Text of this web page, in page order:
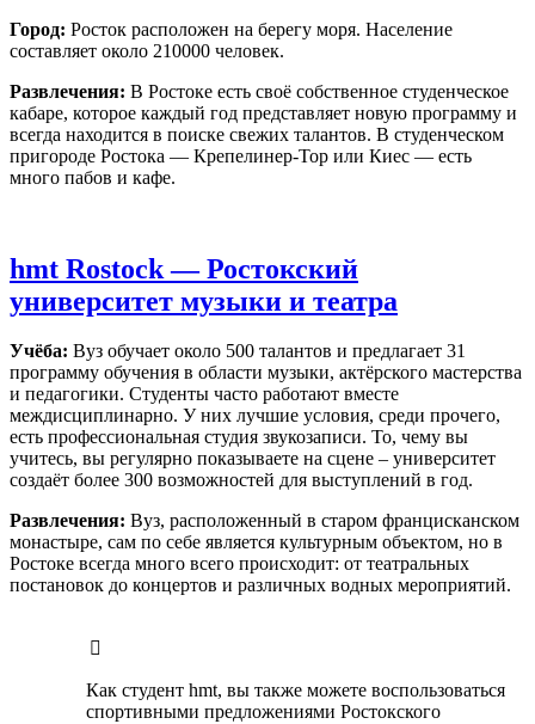
Город: Росток расположен на берегу моря. Население
составляет около 210000 человек.
Развлечения: В Ростоке есть своё собственное студенческое
кабаре, которое каждый год представляет новую программу и
всегда находится в поиске свежих талантов. В студенческом
пригороде Ростока — Крепелинер-Тор или Киес — есть
много пабов и кафе.
hmt Rostock — Ростокский
университет музыки и театра
Учёба: Вуз обучает около 500 талантов и предлагает 31
программу обучения в области музыки, актёрского мастерства
и педагогики. Студенты часто работают вместе
междисциплинарно. У них лучшие условия, среди прочего,
есть профессиональная студия звукозаписи. То, чему вы
учитесь, вы регулярно показываете на сцене – университет
создаёт более 300 возможностей для выступлений в год.
Развлечения: Вуз, расположенный в старом францисканском
монастыре, сам по себе является культурным объектом, но в
Ростоке всегда много всего происходит: от театральных
постановок до концертов и различных водных мероприятий.
Как студент hmt, вы также можете воспользоваться
спортивными предложениями Ростокского